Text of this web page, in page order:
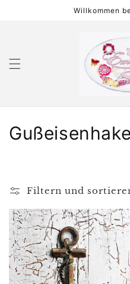
Willkommen
K
g
o
r
Filtern und